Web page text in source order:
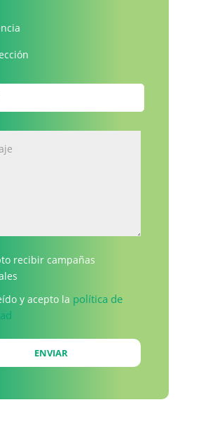
recibir campañas
y acepto la política de